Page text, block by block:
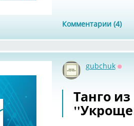
Комментарии (4)
gubchuk
Танго